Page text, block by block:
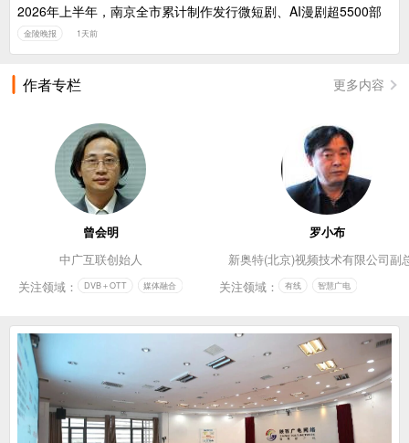
2026年上半年，南京全市累计制作发行微短剧、AI漫剧超5500部
金陵晚报 1天前
作者专栏 更多内容
曾会明
中广互联创始人
关注领域：
DVB＋OTT 媒体融合
罗小布
新奥特(北京)视频技术有限公司副
关注领域：
有线 智慧广电